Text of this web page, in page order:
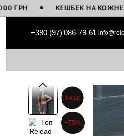
КЕШБЕК НА КОЖНЕ
+380 (97) 086-79-61
−75%